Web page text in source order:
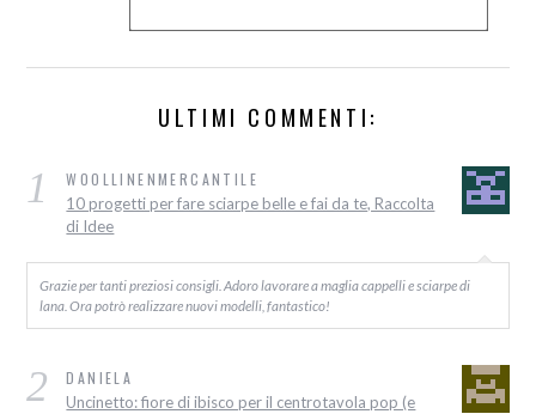
ULTIMI COMMENTI:
1 WOOLLINENMERCANTILE
10 progetti per fare sciarpe belle e fai da te, Raccolta
di Idee
Grazie per tanti preziosi consigli. Adoro lavorare a maglia cappelli e sciarpe di
lana. Ora potrò realizzare nuovi modelli, fantastico!
2 DANIELA
Uncinetto: fiore di ibisco per il centrotavola pop (e